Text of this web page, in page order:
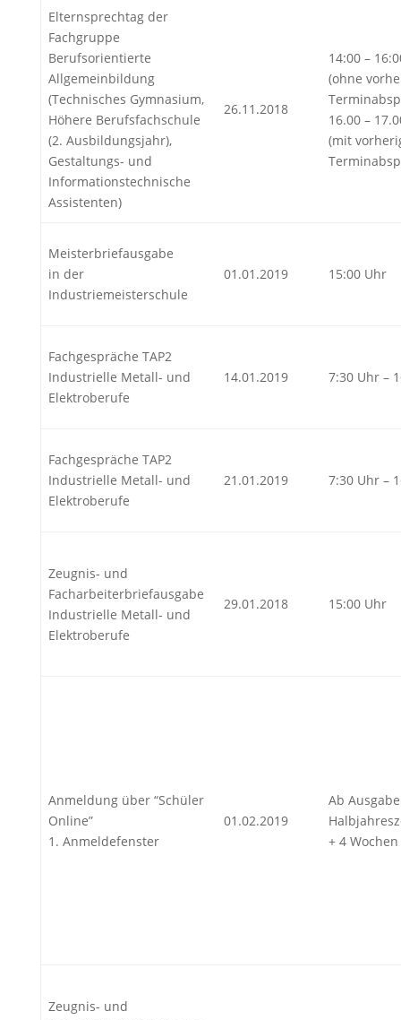
Elternsprechtag der
Fachgruppe
Berufsorientierte
Allgemeinbildung
(Technisches Gymnasium,
Höhere Berufsfachschule
(2. Ausbildungsjahr),
Gestaltungs- und
Informationstechnische
Assistenten)
26.11.2018
14:00 –
(ohne
16.00 –
(mit
Meisterbriefausgabe
in der
Industriemeisterschule
01.01.2019 15:00 Uhr
Fachgespräche TAP2
Industrielle Metall- und
Elektroberufe
14.01.2019 7:30 Uhr –
Fachgespräche TAP2
Industrielle Metall- und
Elektroberufe
21.01.2019 7:30 Uhr –
Zeugnis- und
Facharbeiterbriefausgabe
Industrielle Metall- und
Elektroberufe
29.01.2018 15:00 Uhr
Anmeldung über “Schüler
Online”
1. Anmeldefenster
01.02.2019
Ab
+ 4 Wochen
Zeugnis- und